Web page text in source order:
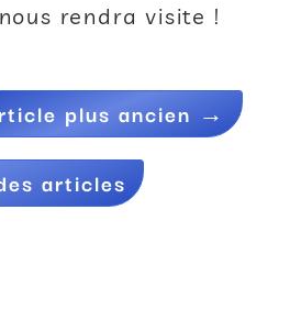
rendra visite !
plus ancien →
articles